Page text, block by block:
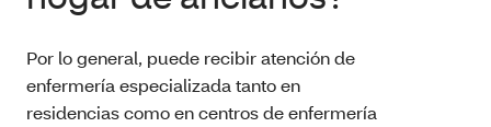
Por lo general, puede recibir atención de
enfermería especializada tanto en
residencias como en centros de enfermería